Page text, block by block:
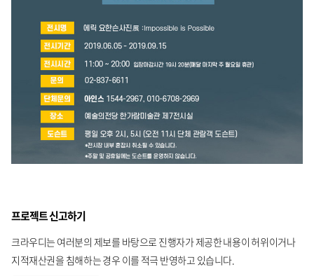
프로젝트 신고하기
크라우디는 여러분의 제보를 바탕으로 진행자가 제공한 내용이 허위이거나
지적재산권을 침해하는 경우 이를 적극 반영하고 있습니다.